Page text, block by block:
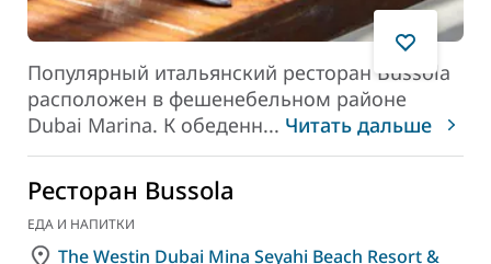
Популярный итальянский ресторан Bussola
расположен в фешенебельном районе
Dubai Marina. К обеденн... Читать дальше
Ресторан Bussola
ЕДА И НАПИТКИ
The Westin Dubai Mina Seyahi Beach Resort &